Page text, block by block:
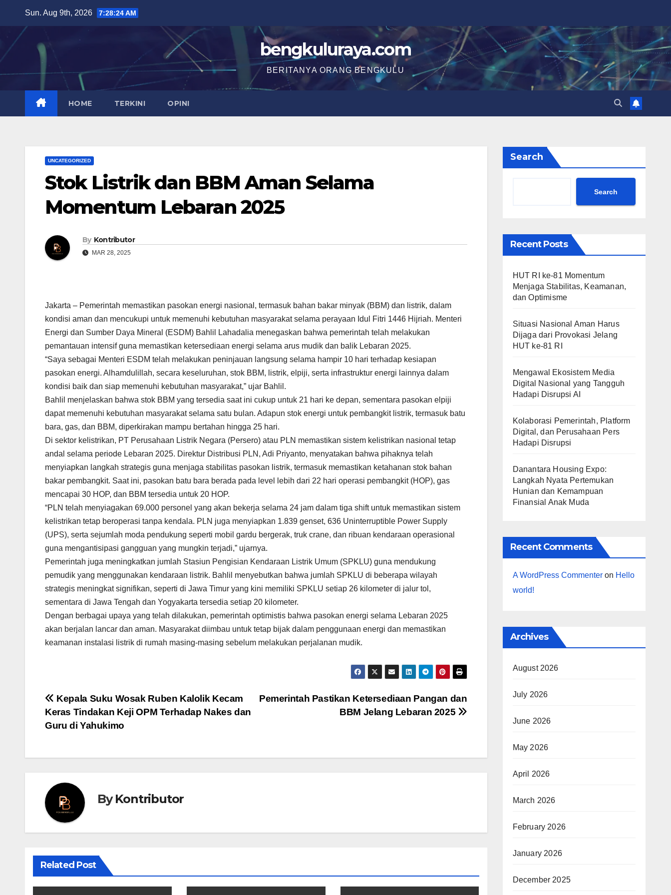
content
Sun. Aug 9th, 2026 7:28:25 AM
bengkuluraya.com
BERITANYA ORANG BENGKULU
HOME TERKINI OPINI
UNCATEGORIZED
Stok Listrik dan BBM Aman Selama
Momentum Lebaran 2025
By Kontributor
MAR 28, 2025
Jakarta – Pemerintah memastikan pasokan energi nasional, termasuk bahan bakar minyak (BBM) dan listrik, dalam
kondisi aman dan mencukupi untuk memenuhi kebutuhan masyarakat selama perayaan Idul Fitri 1446 Hijriah. Menteri
Energi dan Sumber Daya Mineral (ESDM) Bahlil Lahadalia menegaskan bahwa pemerintah telah melakukan
pemantauan intensif guna memastikan ketersediaan energi selama arus mudik dan balik Lebaran 2025.
“Saya sebagai Menteri ESDM telah melakukan peninjauan langsung selama hampir 10 hari terhadap kesiapan
pasokan energi. Alhamdulillah, secara keseluruhan, stok BBM, listrik, elpiji, serta infrastruktur energi lainnya dalam
kondisi baik dan siap memenuhi kebutuhan masyarakat,” ujar Bahlil.
Bahlil menjelaskan bahwa stok BBM yang tersedia saat ini cukup untuk 21 hari ke depan, sementara pasokan elpiji
dapat memenuhi kebutuhan masyarakat selama satu bulan. Adapun stok energi untuk pembangkit listrik, termasuk batu
bara, gas, dan BBM, diperkirakan mampu bertahan hingga 25 hari.
Di sektor kelistrikan, PT Perusahaan Listrik Negara (Persero) atau PLN memastikan sistem kelistrikan nasional tetap
andal selama periode Lebaran 2025. Direktur Distribusi PLN, Adi Priyanto, menyatakan bahwa pihaknya telah
menyiapkan langkah strategis guna menjaga stabilitas pasokan listrik, termasuk memastikan ketahanan stok bahan
bakar pembangkit. Saat ini, pasokan batu bara berada pada level lebih dari 22 hari operasi pembangkit (HOP), gas
mencapai 30 HOP, dan BBM tersedia untuk 20 HOP.
“PLN telah menyiagakan 69.000 personel yang akan bekerja selama 24 jam dalam tiga shift untuk memastikan sistem
kelistrikan tetap beroperasi tanpa kendala. PLN juga menyiapkan 1.839 genset, 636 Uninterruptible Power Supply
(UPS), serta sejumlah moda pendukung seperti mobil gardu bergerak, truk crane, dan ribuan kendaraan operasional
guna mengantisipasi gangguan yang mungkin terjadi,” ujarnya.
Pemerintah juga meningkatkan jumlah Stasiun Pengisian Kendaraan Listrik Umum (SPKLU) guna mendukung
pemudik yang menggunakan kendaraan listrik. Bahlil menyebutkan bahwa jumlah SPKLU di beberapa wilayah
strategis meningkat signifikan, seperti di Jawa Timur yang kini memiliki SPKLU setiap 26 kilometer di jalur tol,
sementara di Jawa Tengah dan Yogyakarta tersedia setiap 20 kilometer.
Dengan berbagai upaya yang telah dilakukan, pemerintah optimistis bahwa pasokan energi selama Lebaran 2025
akan berjalan lancar dan aman. Masyarakat diimbau untuk tetap bijak dalam penggunaan energi dan memastikan
keamanan instalasi listrik di rumah masing-masing sebelum melakukan perjalanan mudik.
Post
navigation
Pemerintah Pastikan Ketersediaan Pangan dan
BBM Jelang Lebaran 2025
Kepala Suku Wosak Ruben Kalolik Kecam
Keras Tindakan Keji OPM Terhadap Nakes dan
Guru di Yahukimo
ByKontributor
Related Post
Search
Search
Recent Posts
HUT RI ke-81 Momentum
Menjaga Stabilitas, Keamanan,
dan Optimisme
Situasi Nasional Aman Harus
Dijaga dari Provokasi Jelang
HUT ke-81 RI
Mengawal Ekosistem Media
Digital Nasional yang Tangguh
Hadapi Disrupsi AI
Kolaborasi Pemerintah, Platform
Digital, dan Perusahaan Pers
Hadapi Disrupsi
Danantara Housing Expo:
Langkah Nyata Pertemukan
Hunian dan Kemampuan
Finansial Anak Muda
Recent Comments
A WordPress Commenteron Hello
world!
Archives
August 2026
July 2026
June 2026
May 2026
April 2026
March 2026
February 2026
January 2026
December 2025